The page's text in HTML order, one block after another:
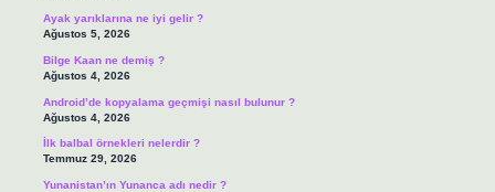
Ayak yarıklarına ne iyi gelir ?
Ağustos 5, 2026
Bilge Kaan ne demiş ?
Ağustos 4, 2026
Android’de kopyalama geçmişi nasıl bulunur ?
Ağustos 4, 2026
İlk balbal örnekleri nelerdir ?
Temmuz 29, 2026
Yunanistan’ın Yunanca adı nedir ?